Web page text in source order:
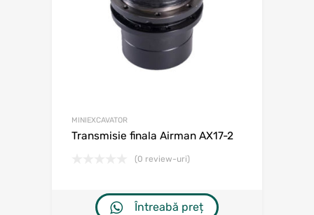
MINIEXCAVATOR
Transmisie finala Airman AX17-2
(0 review-uri)
Întreabă preț